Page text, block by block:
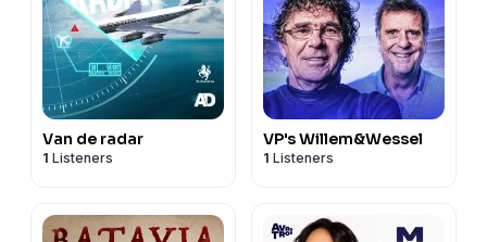
Van de radar
1 Listeners
VP's Willem&Wessel
1 Listeners